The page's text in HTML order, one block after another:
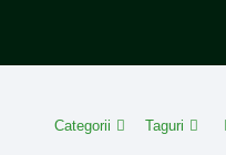
Categorii Taguri